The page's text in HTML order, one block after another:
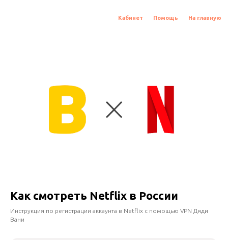
Кабинет Помощь На главную
Как смотреть Netflix в России
Инструкция по регистрации аккаунта в Netflix с помощью VPN Дяди
Вани